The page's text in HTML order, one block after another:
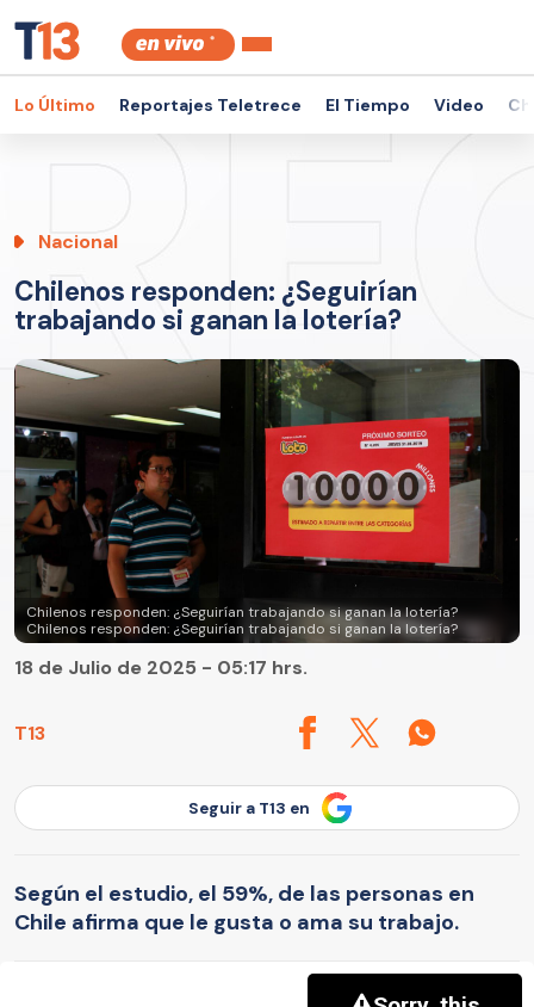
Lo Último Reportajes Teletrece El Tiempo Video
Nacional
Chilenos responden: ¿Seguirían
trabajando si ganan la lotería?
Chilenos responden: ¿Seguirían trabajando si ganan la lotería?
Chilenos responden: ¿Seguirían trabajando si ganan la lotería?
T13
18 de Julio de 2025 - 05:17 hrs.
Seguir a T13 en
Según el estudio, el 59%, de las personas en
Chile afirma que le gusta o ama su trabajo.